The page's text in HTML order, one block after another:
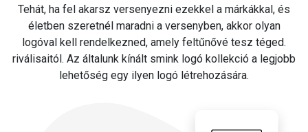
Tehát, ha fel akarsz versenyezni ezekkel a márkákkal, és
életben szeretnél maradni a versenyben, akkor olyan
logóval kell rendelkezned, amely feltűnővé tesz téged.
riválisaitól. Az általunk kínált smink logó kollekció a legjobb
lehetőség egy ilyen logó létrehozására.